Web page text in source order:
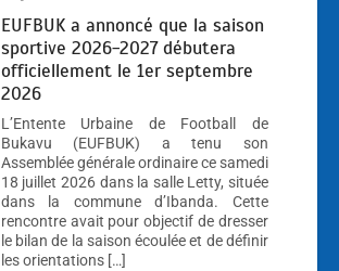
EUFBUK a annoncé que la saison
sportive 2026-2027 débutera
officiellement le 1er septembre
2026
L’Entente Urbaine de Football de
Bukavu (EUFBUK) a tenu son
Assemblée générale ordinaire ce samedi
18 juillet 2026 dans la salle Letty, située
dans la commune d’Ibanda. Cette
rencontre avait pour objectif de dresser
le bilan de la saison écoulée et de définir
les orientations […]